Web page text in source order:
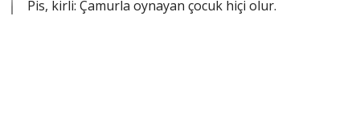
Pis, kirli: Çamurla oynayan çocuk hiçi olur.